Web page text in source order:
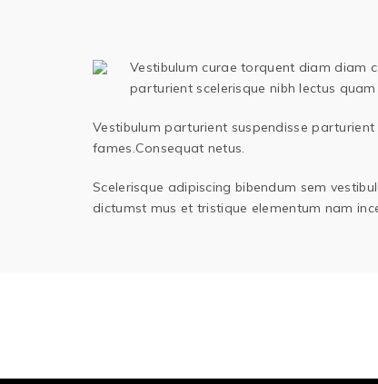
Vestibulum curae torquent diam diam
parturient scelerisque nibh lectus
Vestibulum parturient suspendisse
fames.Consequat netus.
Scelerisque adipiscing bibendum sem
dictumst mus et tristique elementum nam